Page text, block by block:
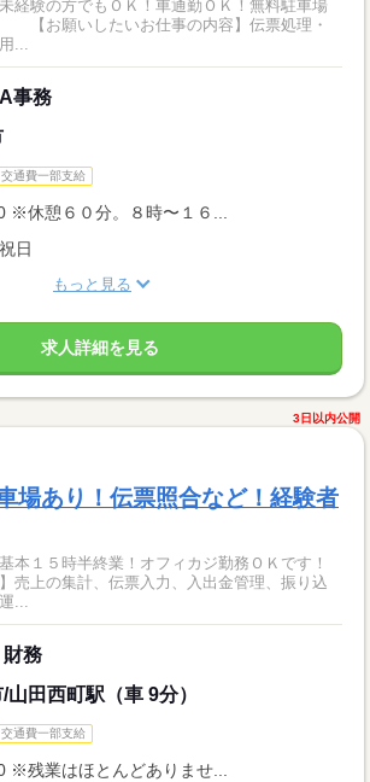
経験の方でもＯＫ！車通勤ＯＫ！無料駐車場
【お願いしたいお仕事の内容】伝票処理・
...
事務
交通費一部支給
※休憩６０分。８時〜１６...
日
もっと見る
求人詳細を見る
3日以内公開
場あり！伝票照合など！経験者
１５時半終業！オフィカジ勤務ＯＫです！
上の集計、伝票入力、入出金管理、振り込
...
務
田西町駅（車 9分）
交通費一部支給
※残業はほとんどありませ...